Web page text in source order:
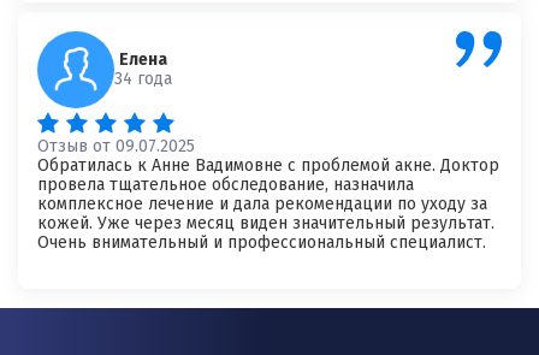
Елена
34 года
Отзыв от 09.07.2025
Обратилась к Анне Вадимовне с проблемой акне. Доктор
провела тщательное обследование, назначила
комплексное лечение и дала рекомендации по уходу за
кожей. Уже через месяц виден значительный результат.
Очень внимательный и профессиональный специалист.